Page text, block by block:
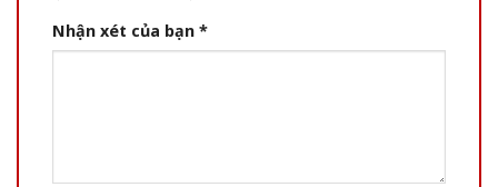
Nhận xét của bạn *